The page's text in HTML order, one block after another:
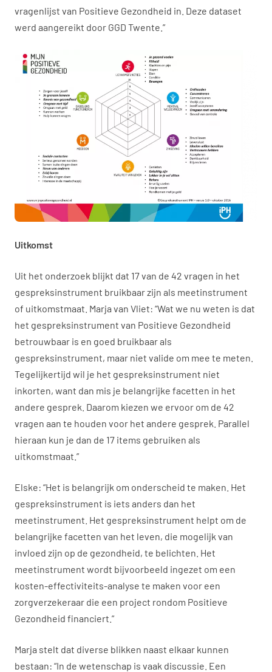
vragenlijst van Positieve Gezondheid in. Deze dataset
werd aangereikt door GGD Twente.”
Uitkomst
Uit het onderzoek blijkt dat 17 van de 42 vragen in het
gespreksinstrument bruikbaar zijn als meetinstrument
of uitkomstmaat. Marja van Vliet: “Wat we nu weten is dat
het gespreksinstrument van Positieve Gezondheid
betrouwbaar is en goed bruikbaar als
gespreksinstrument, maar niet valide om mee te meten.
Tegelijkertijd wil je het gespreksinstrument niet
inkorten, want dan mis je belangrijke facetten in het
andere gesprek. Daarom kiezen we ervoor om de 42
vragen aan te houden voor het andere gesprek. Parallel
hieraan kun je dan de 17 items gebruiken als
uitkomstmaat.”
Elske: “Het is belangrijk om onderscheid te maken. Het
gespreksinstrument is iets anders dan het
meetinstrument. Het gespreksinstrument helpt om de
belangrijke facetten van het leven, die mogelijk van
invloed zijn op de gezondheid, te belichten. Het
meetinstrument wordt bijvoorbeeld ingezet om een
kosten-effectiviteits-analyse te maken voor een
zorgverzekeraar die een project rondom Positieve
Gezondheid financiert.”
Marja stelt dat diverse blikken naast elkaar kunnen
bestaan: “In de wetenschap is vaak discussie. Een